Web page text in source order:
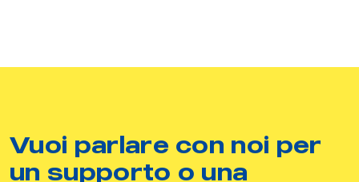
Vuoi parlare con noi per
un supporto o una